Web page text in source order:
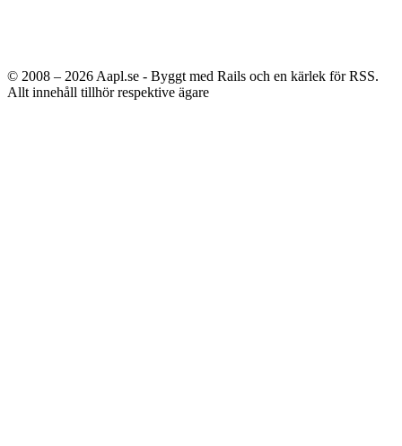
© 2008 – 2026 Aapl.se - Byggt med Rails och en kärlek för RSS.
Allt innehåll tillhör respektive ägare